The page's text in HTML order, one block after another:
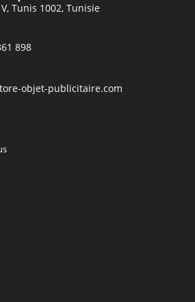
Tunis 1002, Tunisie
898
objet-publicitaire.com